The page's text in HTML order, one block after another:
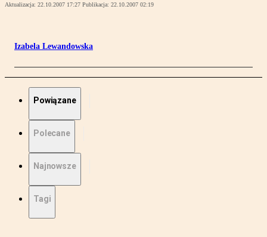
Aktualizacja: 22.10.2007 17:27 Publikacja: 22.10.2007 02:19
Izabela Lewandowska
Powiązane
Polecane
Najnowsze
Tagi